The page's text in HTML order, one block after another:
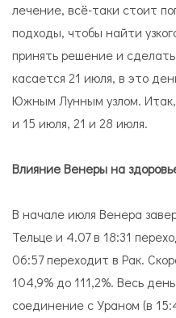
лечение, всё-таки стоит
подходы, чтобы найти
принять решение и
касается 21 июля, в это
Южным Лунным узлом. Итак,
и 15 июля, 21 и 28 июля.
Влияние Венеры на
В начале июля Венера
Тельце и 4.07 в 18:31
06:57 переходит в Рак.
104,9% до 111,2%. Весь
соединение с Ураном (в